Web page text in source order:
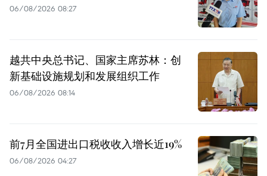
06/08/2026 08:27
越共中央总书记、国家主席苏林：创
新基础设施规划和发展组织工作
06/08/2026 08:14
前7月全国进出口税收收入增长近19%
06/08/2026 04:27